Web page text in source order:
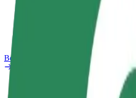
Bolt Pluss